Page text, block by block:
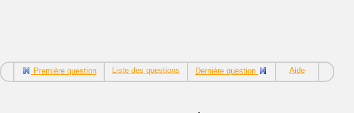
Première question Liste des questions Dernière question Aide